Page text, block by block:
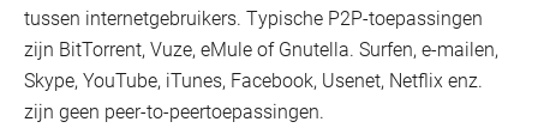
Mobile
Fabrikanten van vaste apparaten
tussen internetgebruikers. Typische P2P-toepassingen
zijn BitTorrent, Vuze, eMule of Gnutella. Surfen, e-mailen,
Skype, YouTube, iTunes, Facebook, Usenet, Netflix enz.
zijn geen peer-to-peertoepassingen.